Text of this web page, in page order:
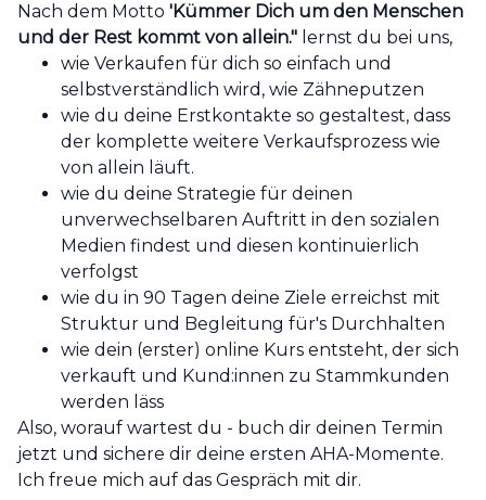
Nach dem Motto 'Kümmer Dich um den Menschen
und der Rest kommt von allein." lernst du bei uns,
wie Verkaufen für dich so einfach und
selbstverständlich wird, wie Zähneputzen
wie du deine Erstkontakte so gestaltest, dass
der komplette weitere Verkaufsprozess wie
von allein läuft.
wie du deine Strategie für deinen
unverwechselbaren Auftritt in den sozialen
Medien findest und diesen kontinuierlich
verfolgst
wie du in 90 Tagen deine Ziele erreichst mit
Struktur und Begleitung für's Durchhalten
wie dein (erster) online Kurs entsteht, der sich
verkauft und Kund:innen zu Stammkunden
werden läss
Also, worauf wartest du - buch dir deinen Termin
jetzt und sichere dir deine ersten AHA-Momente.
Ich freue mich auf das Gespräch mit dir.